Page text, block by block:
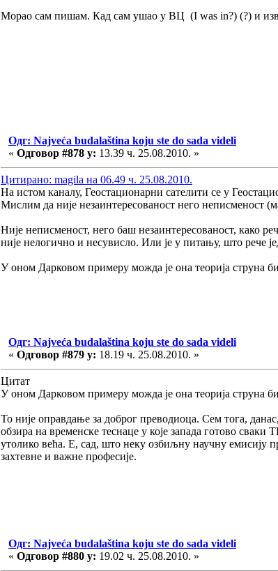
Морао сам пишам. Кад сам ушао у ВЦ (I was in?) (?) и
Одг: Najveća budalaština koju ste do sada videli
« Одговор #878 у: 13.39 ч. 25.08.2010. »
Цитирано: magila на 06.49 ч. 25.08.2010.
На истом каналу, Геостационарни сателити се у
Мислим да није незаинтересованост него неписменост
Није неписменост, него баш незаинтересованост, како
није нелогично и несувисло. Или је у питању, што рече
У оном Дарковом примеру можда је она теорија струна
Одг: Najveća budalaština koju ste do sada videli
« Одговор #879 у: 18.19 ч. 25.08.2010. »
Цитат
У оном Дарковом примеру можда је она теорија струна
То није оправдање за доброг преводиоца. Сем тога,
обзира на временске теснаце у које запада готово
утолико већа. Е, сад, што неку озбиљну научну емисију
захтевне и важне професије.
Одг: Najveća budalaština koju ste do sada videli
« Одговор #880 у: 19.02 ч. 25.08.2010. »